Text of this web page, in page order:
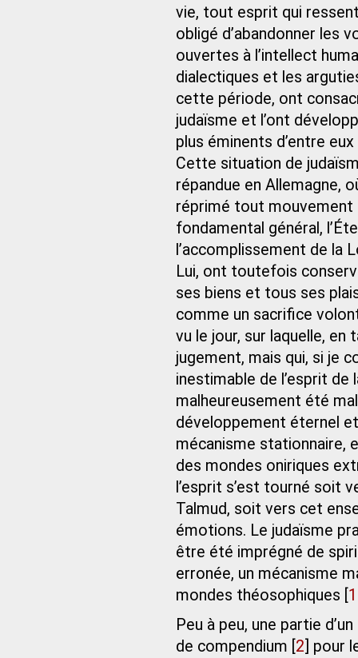
vie, tout esprit qui
obligé d’abandonner les
ouvertes à l’intellect
dialectiques et les
cette période, ont
judaïsme et l’ont
plus éminents d’entre
Cette situation de
répandue en Allemagne,
réprimé tout mouvement
fondamental général,
l’accomplissement de la
Lui, ont toutefois
ses biens et tous ses
comme un sacrifice
vu le jour, sur laquelle, en
jugement, mais qui, si je
inestimable de l’esprit de
malheureusement été
développement éternel
mécanisme stationnaire,
des mondes oniriques
l’esprit s’est tourné soit
Talmud, soit vers cet
émotions. Le judaïsme
être été imprégné de
erronée, un mécanisme
mondes théosophiques 1
Peu à peu, une partie
de compendium 2 pour